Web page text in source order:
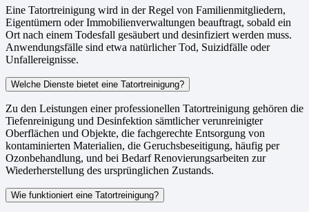
Eine Tatortreinigung wird in der Regel von Familienmitgliedern,
Eigentümern oder Immobilienverwaltungen beauftragt, sobald ein
Ort nach einem Todesfall gesäubert und desinfiziert werden muss.
Anwendungsfälle sind etwa natürlicher Tod, Suizidfälle oder
Unfallereignisse.
Welche Dienste bietet eine Tatortreinigung?
Zu den Leistungen einer professionellen Tatortreinigung gehören die
Tiefenreinigung und Desinfektion sämtlicher verunreinigter
Oberflächen und Objekte, die fachgerechte Entsorgung von
kontaminierten Materialien, die Geruchsbeseitigung, häufig per
Ozonbehandlung, und bei Bedarf Renovierungsarbeiten zur
Wiederherstellung des ursprünglichen Zustands.
Wie funktioniert eine Tatortreinigung?